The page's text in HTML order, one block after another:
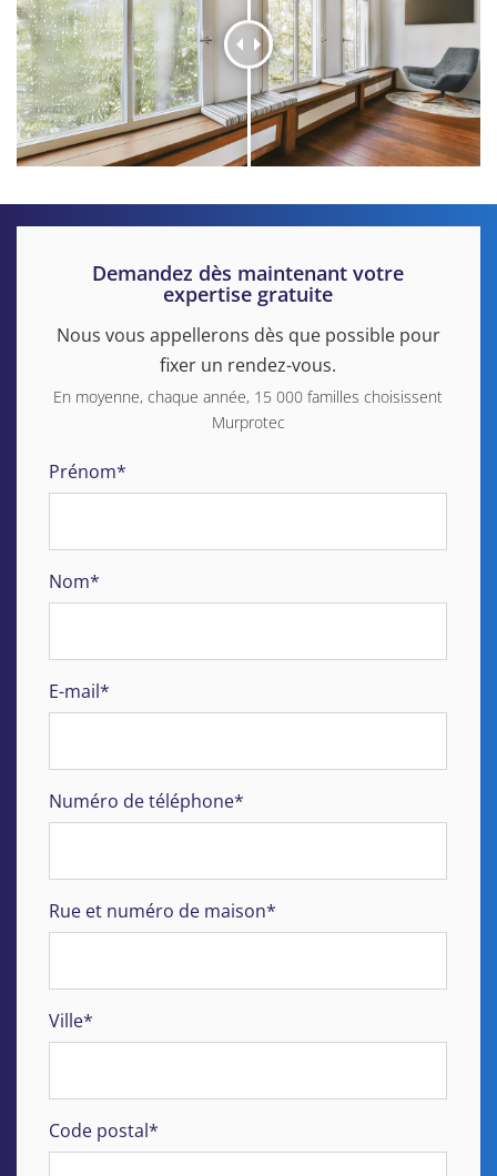
Demandez dès maintenant votre
expertise gratuite
Nous vous appellerons dès que possible pour
fixer un rendez-vous.
En moyenne, chaque année, 15 000 familles choisissent
Murprotec
Prénom*
Nom*
E-mail*
Numéro de téléphone*
Rue et numéro de maison*
Ville*
Code postal*